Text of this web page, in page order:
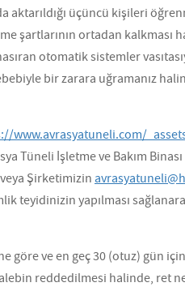
üçüncü kişileri
şartlarının ortadan kalkması
otomatik sistemler
bir zarara uğramanız
www.avrasyatuneli.com/
Tüneli İşletme ve Bakım
Şirketimizin
teyidinizin yapılması
ve en geç 30 (otuz) gün
reddedilmesi halinde, ret